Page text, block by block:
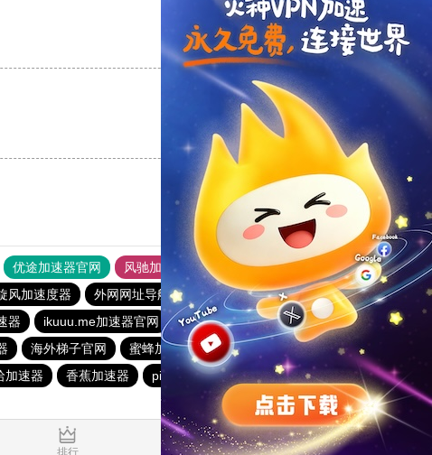
支持[0] 反对[0]
支持[0] 反对[0]
优途加速器官网 风驰加速器
旋风加速器
风加速度器 外网网址导航 软件中心 大象加速器
优云666
器 ikuuu.me加速器官网 bluelayer加速器
蚂蚁加速器
海外梯子官网 蜜蜂加速器 荔枝加速器
原子加速器
加速器 香蕉加速器 pigcha加速器
哇哇加速器
排行 推荐